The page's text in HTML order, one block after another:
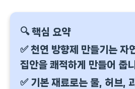
🔍 핵심 요약
✅ 천연 방향제 만들기는 자
집안을 쾌적하게 만들어 줍
✅ 기본 재료로는 물, 허브,